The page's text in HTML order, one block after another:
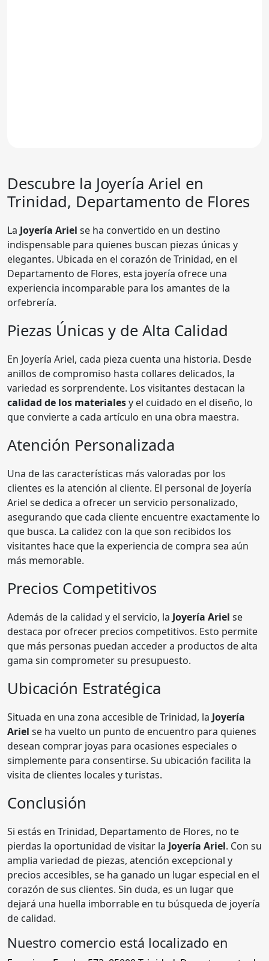
Descubre la Joyería Ariel en
Trinidad, Departamento de Flores
La Joyería Ariel se ha convertido en un destino
indispensable para quienes buscan piezas únicas y
elegantes. Ubicada en el corazón de Trinidad, en el
Departamento de Flores, esta joyería ofrece una
experiencia incomparable para los amantes de la
orfebrería.
Piezas Únicas y de Alta Calidad
En Joyería Ariel, cada pieza cuenta una historia. Desde
anillos de compromiso hasta collares delicados, la
variedad es sorprendente. Los visitantes destacan la
calidad de los materialesy el cuidado en el diseño, lo
que convierte a cada artículo en una obra maestra.
Atención Personalizada
Una de las características más valoradas por los
clientes es la atención al cliente. El personal de Joyería
Ariel se dedica a ofrecer un servicio personalizado,
asegurando que cada cliente encuentre exactamente lo
que busca. La calidez con la que son recibidos los
visitantes hace que la experiencia de compra sea aún
más memorable.
Precios Competitivos
Además de la calidad y el servicio, la Joyería Ariel se
destaca por ofrecer precios competitivos. Esto permite
que más personas puedan acceder a productos de alta
gama sin comprometer su presupuesto.
Ubicación Estratégica
Situada en una zona accesible de Trinidad, la Joyería
Ariel se ha vuelto un punto de encuentro para quienes
desean comprar joyas para ocasiones especiales o
simplemente para consentirse. Su ubicación facilita la
visita de clientes locales y turistas.
Conclusión
Si estás en Trinidad, Departamento de Flores, no te
pierdas la oportunidad de visitar la Joyería Ariel. Con su
amplia variedad de piezas, atención excepcional y
precios accesibles, se ha ganado un lugar especial en el
corazón de sus clientes. Sin duda, es un lugar que
dejará una huella imborrable en tu búsqueda de joyería
de calidad.
Nuestro comercio está localizado en